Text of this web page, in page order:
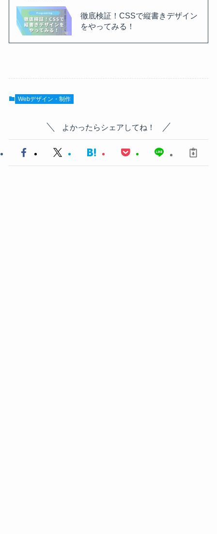
徹底検証！CSSで縦書きデザイン
をやってみる！
Webデザイン・制作
よかったらシェアしてね！